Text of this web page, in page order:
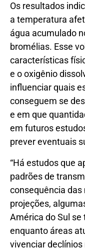
Os resultados
a temperatura
água acumulado
bromélias. Esse
características
e o oxigênio
influenciar quais
conseguem se
e em que
em futuros
prever eventuais
“Há estudos que
padrões de
consequência
projeções,
América do Sul
enquanto áreas
vivenciar